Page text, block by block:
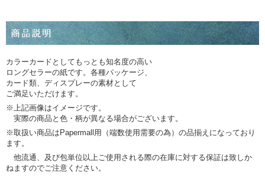
カラーカードとしてもっとも知名度の高い
ロングセラーの紙です。各種パッケージ、
カード類、ディスプレーの素材として
ご満足いただけます。
※上記画像はイメージです。
実際の商品と色・柄が異なる場合がございます。
※取扱い商品はPapermall用（端数使用需要の為）の品揃えになっており
ます。
他流通、及び包単位以上ご使用される際の在庫に対する保証は致しか
ねますのでご注意ください。